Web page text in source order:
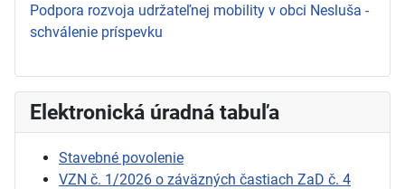
Podpora rozvoja udržateľnej mobility v obci Nesluša -
schválenie príspevku
Elektronická úradná tabuľa
Stavebné povolenie
VZN č. 1/2026 o záväzných častiach ZaD č. 4